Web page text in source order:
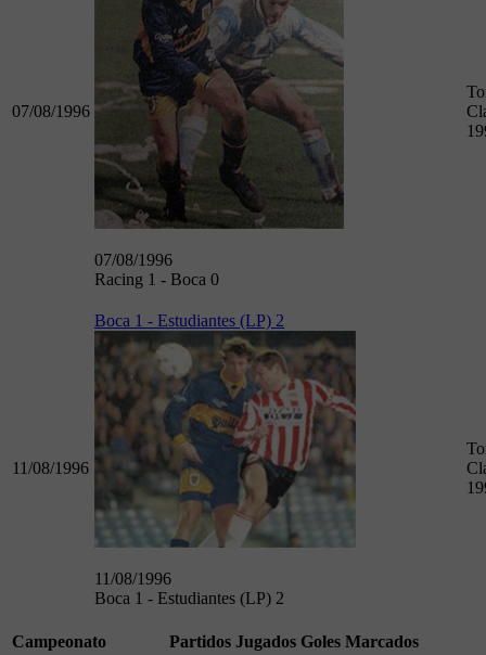
07/08/1996
07/08/1996
Racing 1 - Boca 0
11/08/1996
Boca 1 - Estudiantes (LP) 2
11/08/1996
Boca 1 - Estudiantes (LP) 2
Campeonato Partidos Jugados Goles Marcados